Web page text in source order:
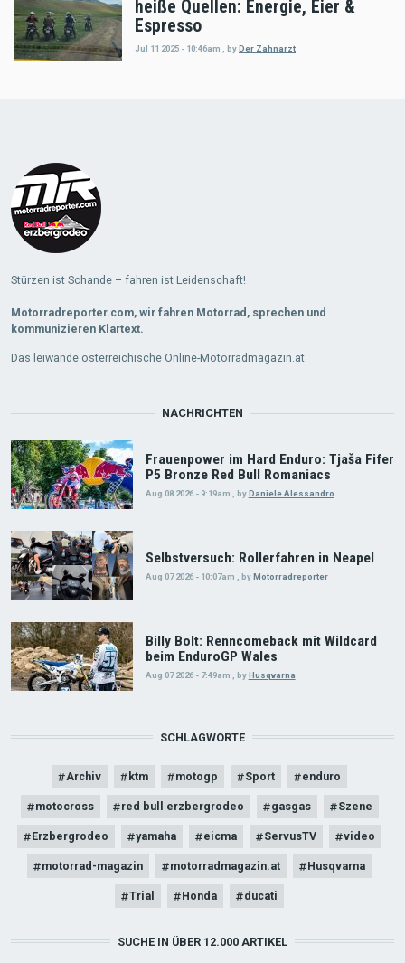
heiße Quellen: Energie, Eier &
Espresso
Jul 11 2025 - 10:46am byDer Zahnarzt
Stürzen ist Schande – fahren ist Leidenschaft!
Motorradreporter.com, wir fahren Motorrad, sprechen und
kommunizieren Klartext.
Das leiwande österreichische Online-Motorradmagazin.at
NACHRICHTEN
Frauenpower im Hard Enduro: Tjaša Fifer
P5 Bronze Red Bull Romaniacs
Aug 08 2026 - 9:19am byDaniele Alessandro
Selbstversuch: Rollerfahren in Neapel
Aug 07 2026 - 10:07am byMotorradreporter
Billy Bolt: Renncomeback mit Wildcard
beim EnduroGP Wales
Aug 07 2026 - 7:49am , byHusqvarna
SCHLAGWORTE
Archiv ktm motogp Sport enduro
motocross red bull erzbergrodeo gasgas Szene
Erzbergrodeo yamaha eicma ServusTV video
motorrad-magazin motorradmagazin.at Husqvarna
Trial Honda ducati
SUCHE IN ÜBER 12.000 ARTIKEL